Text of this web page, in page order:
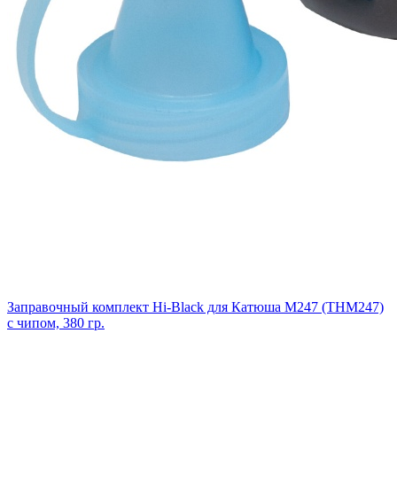
Заправочный комплект Hi-Black для Катюша M247 (THM247)
с чипом, 380 гр.